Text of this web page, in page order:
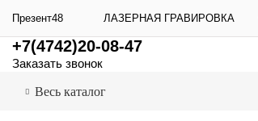
Презент48 ЛАЗЕРНАЯ ГРАВИРОВКА
+7(4742)20-08-47
Заказать звонок
Весь каталог